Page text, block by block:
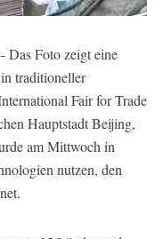
Das Foto zeigt eine
traditioneller
Fair for Trade
Hauptstadt Beijing,
am Mittwoch in
nutzen, den